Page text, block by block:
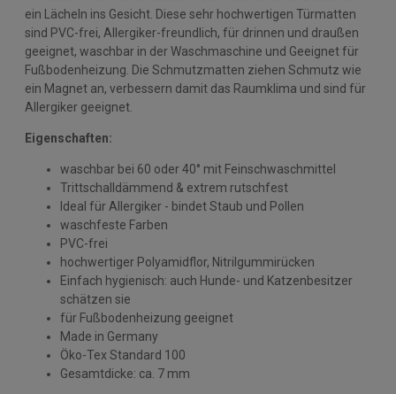
ein Lächeln ins Gesicht. Diese sehr hochwertigen Türmatten
sind PVC-frei, Allergiker-freundlich, für drinnen und draußen
geeignet, waschbar in der Waschmaschine und Geeignet für
Fußbodenheizung. Die Schmutzmatten ziehen Schmutz wie
ein Magnet an, verbessern damit das Raumklima und sind für
Allergiker geeignet.
Eigenschaften:
waschbar bei 60 oder 40° mit Feinschwaschmittel
Trittschalldämmend & extrem rutschfest
Ideal für Allergiker - bindet Staub und Pollen
waschfeste Farben
PVC-frei
hochwertiger Polyamidflor, Nitrilgummirücken
Einfach hygienisch: auch Hunde- und Katzenbesitzer
schätzen sie
für Fußbodenheizung geeignet
Made in Germany
Öko-Tex Standard 100
Gesamtdicke: ca. 7 mm